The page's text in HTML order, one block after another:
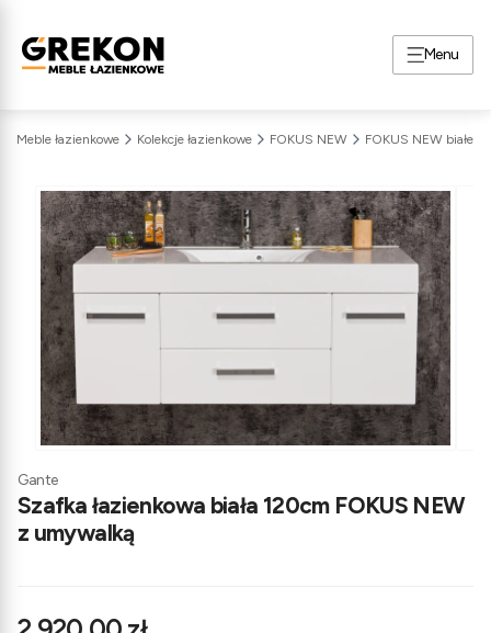
Menu
Meble łazienkowe Kolekcje łazienkowe FOKUS NEW FOKUS NEW białe
Gante
Szafka łazienkowa biała 120cm FOKUS NEW
z umywalką
Cena